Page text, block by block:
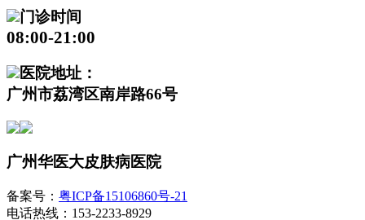
门诊时间
08:00-21:00
医院地址：
广州市荔湾区南岸路66号
广州华医大皮肤病医院
备案号： 粤ICP备15106860号-21
电话热线：153-2233-8929